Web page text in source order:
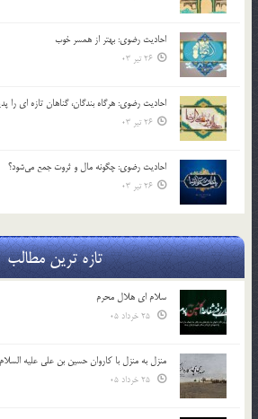
احادیث رضوی: بهتر از همسر خوب
26 تیر 03
احادیث رضوی: هرگاه بندگان، گناهان تازه ای را
26 تیر 03
احادیث رضوی: چگونه مال و ثروت جمع می‌شود؟
26 تیر 03
تازه ترین مطالب
سلام ای هلال محرم
منزل به منزل با کاروان حسین بن علی علیه السلام